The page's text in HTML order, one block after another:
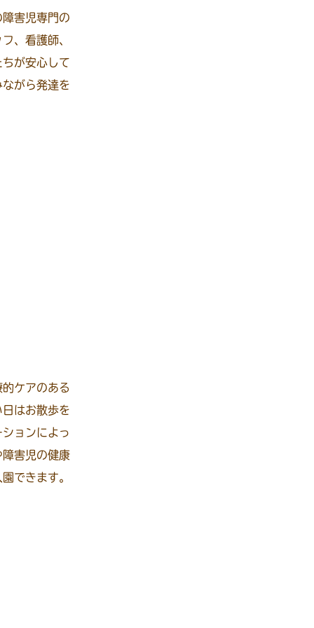
害児専門の
、看護師、
が安心して
がら発達を
ケアのある
はお散歩を
ョンによっ
害児の健康
できます。